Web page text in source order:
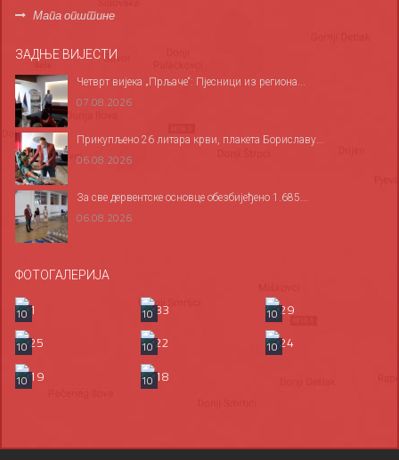
Мапа општине
ЗАДЊЕ ВИЈЕСТИ
Четврт вијека „Прљаче“: Пјесници из региона...
07.08.2026
Прикупљено 26 литара крви, плакета Бориславу...
06.08.2026
За све дервентске основце обезбијеђено 1.685...
06.08.2026
ФОТОГАЛЕРИЈА
10 10
10
10
10
10
10
10